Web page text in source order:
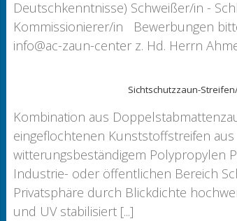
Deutschkenntnisse) Schweißer/in -
Kommissionierer/in Bewerbungen
info@ac-zaun-center z. Hd. Herrn
Sichtschutzzaun-
Kombination aus
eingeflochtenen Kunststoffstreifen aus
witterungsbeständigem Polypropylen
Industrie- oder öffentlichen Bereich
Privatsphäre durch Blickdichte
und UV stabilisiert [...]